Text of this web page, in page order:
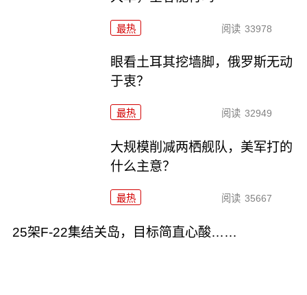
最热 阅读 33978
眼看土耳其挖墙脚，俄罗斯无动
于衷？
最热 阅读 32949
大规模削减两栖舰队，美军打的
什么主意？
最热 阅读 35667
25架F-22集结关岛，目标简直心酸……